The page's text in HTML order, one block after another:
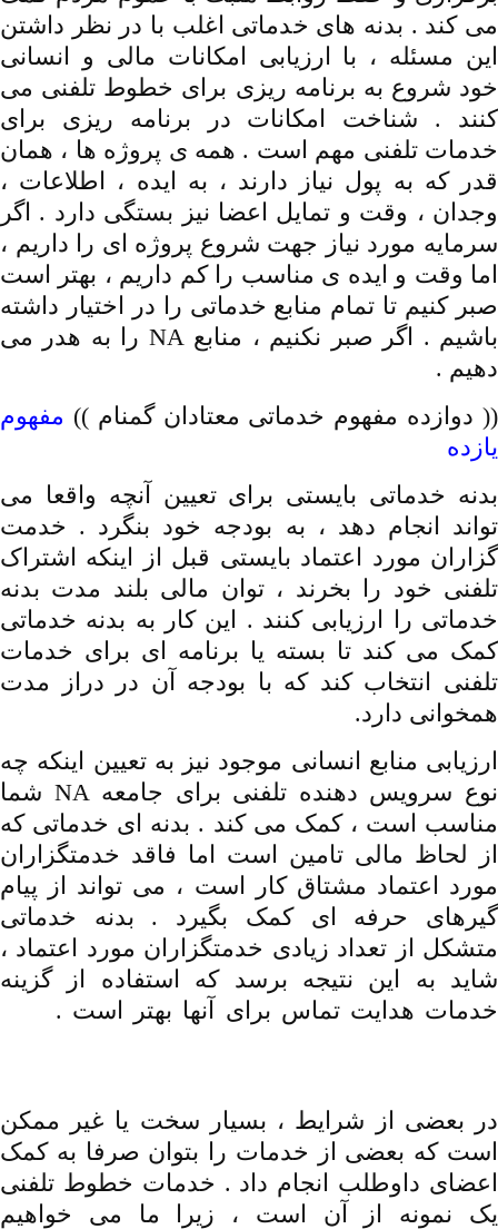
می کند . بدنه های خدماتی اغلب با در نظر داشتن
این مسئله ، با ارزیابی امکانات مالی و انسانی
خود شروع به برنامه ریزی برای خطوط تلفنی می
کنند . شناخت امکانات در برنامه ریزی برای
خدمات تلفنی مهم است . همه ی پروژه ها ، همان
قدر که به پول نیاز دارند ، به ایده ، اطلاعات ،
وجدان ، وقت و تمایل اعضا نیز بستگی دارد . اگر
سرمایه مورد نیاز جهت شروع پروژه ای را داریم ،
اما وقت و ایده ی مناسب را کم داریم ، بهتر است
صبر کنیم تا تمام منابع خدماتی را در اختیار داشته
باشیم . اگر صبر نکنیم ، منابع NA را به هدر می
دهیم .
(( دوازده مفهوم خدماتی معتادان گمنام )) مفهوم
یازده
بدنه خدماتی بایستی برای تعیین آنچه واقعا می
تواند انجام دهد ، به بودجه خود بنگرد . خدمت
گزاران مورد اعتماد بایستی قبل از اینکه اشتراک
تلفنی خود را بخرند ، توان مالی بلند مدت بدنه
خدماتی را ارزیابی کنند . این کار به بدنه خدماتی
کمک می کند تا بسته یا برنامه ای برای خدمات
تلفنی انتخاب کند که با بودجه آن در دراز مدت
همخوانی دارد.
ارزیابی منابع انسانی موجود نیز به تعیین اینکه چه
نوع سرویس دهنده تلفنی برای جامعه NA شما
مناسب است ، کمک می کند . بدنه ای خدماتی که
از لحاظ مالی تامین است اما فاقد خدمتگزاران
مورد اعتماد مشتاق کار است ، می تواند از پیام
گیرهای حرفه ای کمک بگیرد . بدنه خدماتی
متشکل از تعداد زیادی خدمتگزاران مورد اعتماد ،
شاید به این نتیجه برسد که استفاده از گزینه
خدمات هدایت تماس برای آنها بهتر است .
در بعضی از شرایط ، بسیار سخت یا غیر ممکن
است که بعضی از خدمات را بتوان صرفا به کمک
اعضای داوطلب انجام داد . خدمات خطوط تلفنی
یک نمونه از آن است ، زیرا ما می خواهیم